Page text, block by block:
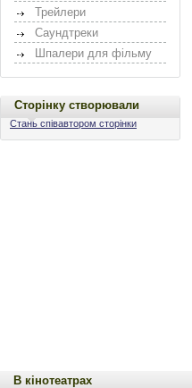
Трейлери
Саундтреки
Шпалери для фільму
Сторінку створювали
Стань співавтором сторінки
В кінотеатрах